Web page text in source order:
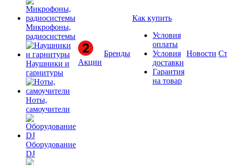
Микрофоны,
радиосистемы
Наушники и
гарнитуры
Ноты,
самоучители
Оборудование
DJ
Акции
Бренды
Как купить
Условия
оплаты
Условия
доставки
Гарантия
на товар
Новости